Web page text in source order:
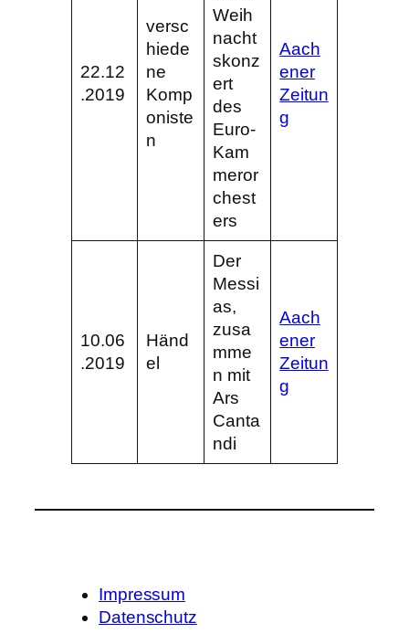
22.12
.2019
versc
hiede
ne
Komp
oniste
n
Weih
nacht
skonz
ert
des
Euro-
Kam
meror
chest
ers
Aach
ener
Zeitun
g
10.06
.2019
Händ
el
Der
Messi
as,
zusa
mme
n mit
Ars
Canta
ndi
Aach
ener
Zeitun
g
Impressum
Datenschutz